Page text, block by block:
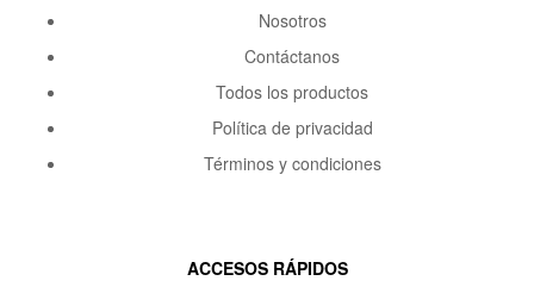
Nosotros
Contáctanos
Todos los productos
Política de privacidad
Términos y condiciones
ACCESOS RÁPIDOS